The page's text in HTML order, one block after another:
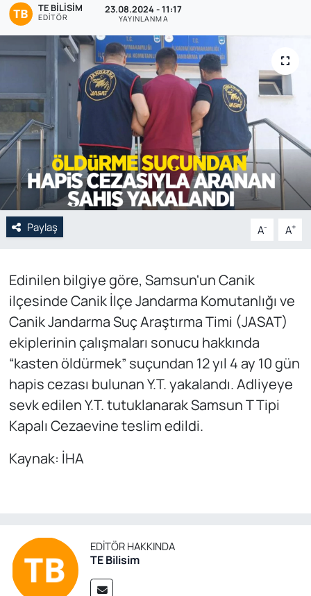
TE BILISIM
EDITÖR
23.08.2024 - 11:17
YAYINLANMA
Paylaş A- A+
Edinilen bilgiye göre, Samsun'un Canik
ilçesinde Canik İlçe Jandarma Komutanlığı ve
Canik Jandarma Suç Araştırma Timi (JASAT)
ekiplerinin çalışmaları sonucu hakkında
“kasten öldürmek” suçundan 12 yıl 4 ay 10 gün
hapis cezası bulunan Y.T. yakalandı. Adliyeye
sevk edilen Y.T. tutuklanarak Samsun T Tipi
Kapalı Cezaevine teslim edildi.
Kaynak: İHA
EDITÖR HAKKINDA
TE Bilisim
Ekonomi
Genel
Gündem
Özel Haber
POLİTİKA
Siyaset
Spor
Yerel